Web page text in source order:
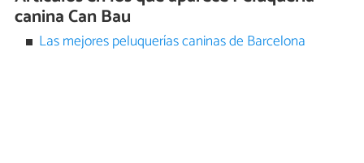
canina Can Bau
Las mejores peluquerías caninas de Barcelona